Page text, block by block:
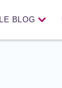
LE BLOG